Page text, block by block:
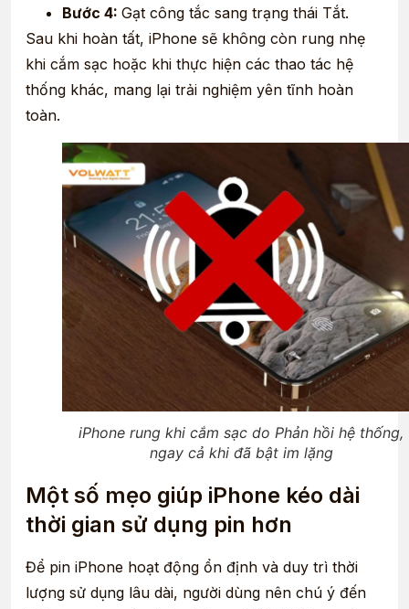
Bước 4: Gạt công tắc sang trạng thái Tắt.
Sau khi hoàn tất, iPhone sẽ không còn rung nhẹ
khi cắm sạc hoặc khi thực hiện các thao tác hệ
thống khác, mang lại trải nghiệm yên tĩnh hoàn
toàn.
iPhone rung khi cắm sạc do Phản hồi hệ thống,
ngay cả khi đã bật im lặng
Một số mẹo giúp iPhone kéo dài
thời gian sử dụng pin hơn
Để pin iPhone hoạt động ổn định và duy trì thời
lượng sử dụng lâu dài, người dùng nên chú ý đến